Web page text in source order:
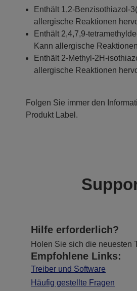
Enthält 1,2-Benzisothiazol-
allergische Reaktionen
Enthält 2,4,7,9-
Kann allergische
Enthält 2-Methyl-2H-
allergische Reaktionen
Folgen Sie immer den
Produkt Label.
Hilfe erforderlich?
Holen Sie sich die neuesten
Empfohlene Links:
Treiber und Software
Häufig gestellte Fragen